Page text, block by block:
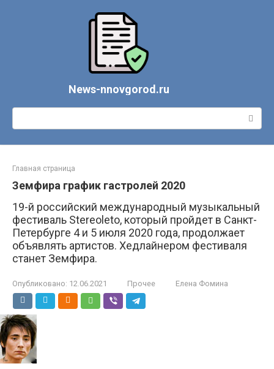
News-nnovgorod.ru
Поиск:
Главная страница
Земфира график гастролей 2020
19-й российский международный музыкальный
фестиваль Stereoleto, который пройдет в Санкт-
Петербурге 4 и 5 июля 2020 года, продолжает
объявлять артистов. Хедлайнером фестиваля
станет Земфира.
Опубликовано: 12.06.2021 Прочее Елена Фомина